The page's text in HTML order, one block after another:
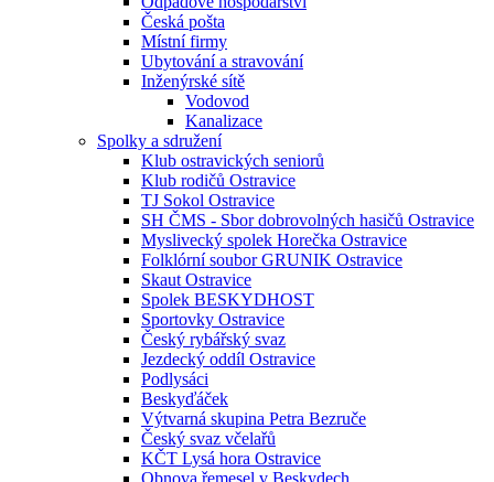
Česká pošta
Místní firmy
Ubytování a stravování
Inženýrské sítě
Vodovod
Kanalizace
Spolky a sdružení
Klub ostravických seniorů
Klub rodičů Ostravice
TJ Sokol Ostravice
SH ČMS - Sbor dobrovolných hasičů Ostravice
Myslivecký spolek Horečka Ostravice
Folklórní soubor GRUNIK Ostravice
Skaut Ostravice
Spolek BESKYDHOST
Sportovky Ostravice
Český rybářský svaz
Jezdecký oddíl Ostravice
Podlysáci
Beskyďáček
Výtvarná skupina Petra Bezruče
Český svaz včelařů
KČT Lysá hora Ostravice
Obnova řemesel v Beskydech